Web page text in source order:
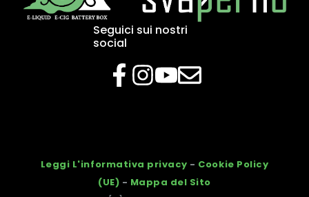
Seguici sui nostri
social
Leggi L'informativa privacy - Cookie Policy
(UE) - Mappa del Sito